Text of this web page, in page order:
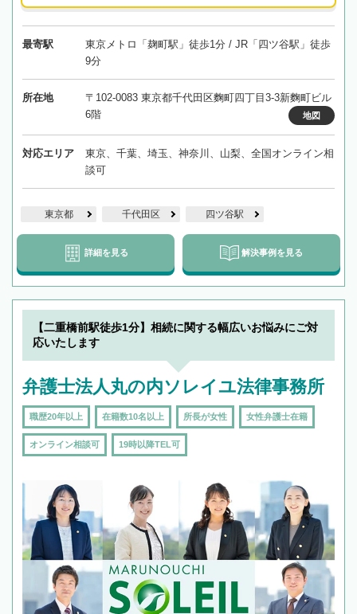
最寄駅
東京メトロ「麹町駅」徒歩1分 / JR「四ツ谷駅」徒歩
9分
所在地
〒102-0083 東京都千代田区麴町四丁目3-3新麴町ビル
6階
地図
対応エリア
東京、千葉、埼玉、神奈川、山梨、全国オンライン相
談可
東京都 千代田区 四ツ谷駅
詳細を見る 解決事例を見る
【二重橋前駅徒歩1分】相続に関する幅広いお悩みにご対
応いたします
弁護士法人丸の内ソレイユ法律事務所
職歴20年以上 在籍数10名以上 所長が女性 女性弁護士在籍
オンライン相談可 19時以降TEL可